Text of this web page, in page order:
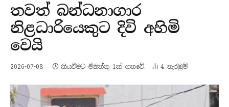
තවත් බන්ධනාගාර
නිළධාරියෙකුට දිවි අහිමි
වෙයි
2026-07-08 කියවීමට මිනිත්තු 1ක් ගතවේ. 4 නැරඹු​ම්